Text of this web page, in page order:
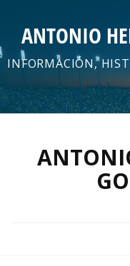
ANTONIO
INFORMACIÓN,